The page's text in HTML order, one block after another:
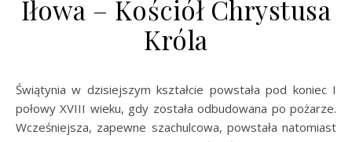
Iłowa – Kościół Chrystusa
Króla
Świątynia w dzisiejszym kształcie powstała pod koniec I
połowy XVIII wieku, gdy została odbudowana po pożarze.
Wcześniejsza, zapewne szachulcowa, powstała natomiast